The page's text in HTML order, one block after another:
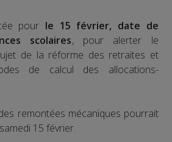
pour le 15 février, date de
scolaires, pour alerter le
de la réforme des retraites et
de calcul des allocations-
remontées mécaniques pourrait
15 février.